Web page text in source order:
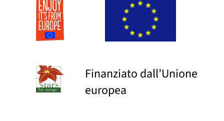
Finanziato dall’Unione
europea